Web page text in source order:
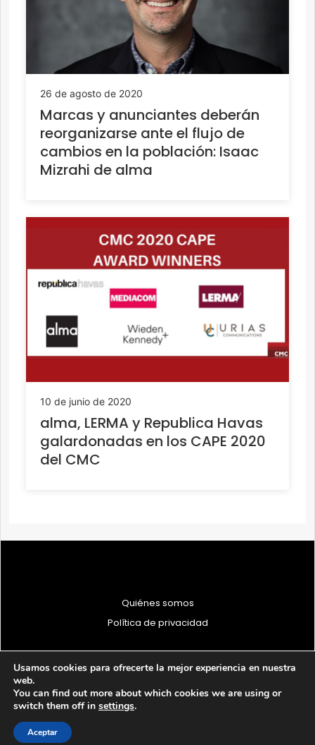
26 de agosto de 2020
Marcas y anunciantes deberán
reorganizarse ante el flujo de
cambios en la población: Isaac
Mizrahi de alma
10 de junio de 2020
alma, LERMA y Republica Havas
galardonadas en los CAPE 2020
del CMC
Quiénes somos
Política de privacidad
© 1997 - 2026 PRODU - Todos los derechos reservados
Usamos cookies para ofrecerte la mejor experiencia en nuestra
web.
You can find out more about which cookies we are using or
switch them off in settings.
Aceptar